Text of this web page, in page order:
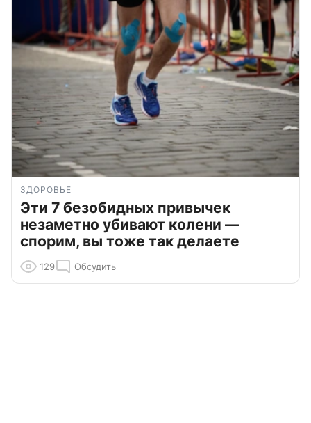
ЗДОРОВЬЕ
Эти 7 безобидных привычек
незаметно убивают колени —
спорим, вы тоже так делаете
129 Обсудить